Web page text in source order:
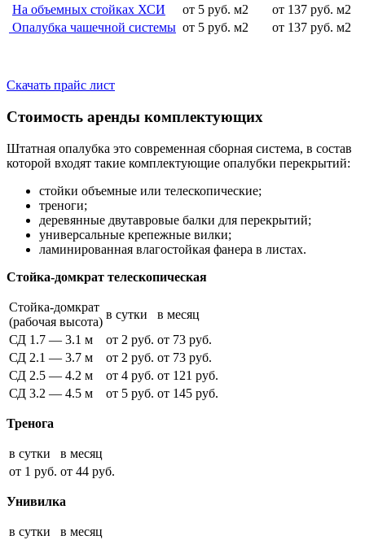
На объемных стойках ХСИ
от 5 руб. м2
от 137 руб. м2
Опалубка чашечной системы от 5 руб. м2 от 137 руб. м2
Скачать прайс лист
Стоимость аренды комплектующих
Штатная опалубка это современная сборная система, в состав
которой входят такие комплектующие опалубки перекрытий:
стойки объемные или телескопические;
треноги;
деревянные двутавровые балки для перекрытий;
универсальные крепежные вилки;
ламинированная влагостойкая фанера в листах.
Стойка-домкрат телескопическая
Стойка-домкрат
(рабочая высота)
в сутки
в месяц
СД 1.7 — 3.1 м
от 2 руб. от 73 руб.
СД 2.1 — 3.7 м
от 2 руб. от 73 руб.
СД 2.5 — 4.2 м
от 4 руб. от 121 руб.
СД 3.2 — 4.5 м
от 5 руб. от 145 руб.
Тренога
в сутки
в месяц
от 1 руб. от 44 руб.
Унивилка
в сутки
в месяц